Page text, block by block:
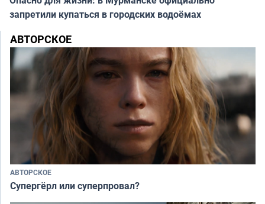
запретили купаться в городских водоёмах
АВТОРСКОЕ
АВТОРСКОЕ
Супергёрл или суперпровал?